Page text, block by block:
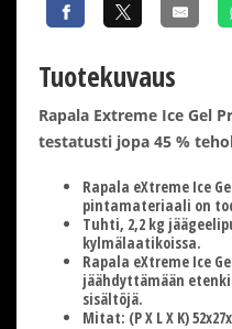
Tuotekuvaus
Rapala Extreme Ice Gel
testatusti jopa 45 %
Rapala eXtreme Ice
pintamateriaali on
Tuhti, 2,2 kg
kylmälaatikoissa.
Rapala eXtreme Ice
jäähdyttämään
sisältöjä.
Mitat: (P X L X K)